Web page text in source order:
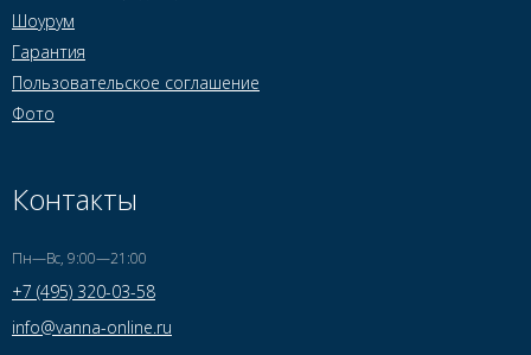
Шоурум
Гарантия
Пользовательское соглашение
Фото
Контакты
Пн—Вс, 9:00—21:00
+7 (495) 320-03-58
info@vanna-online.ru